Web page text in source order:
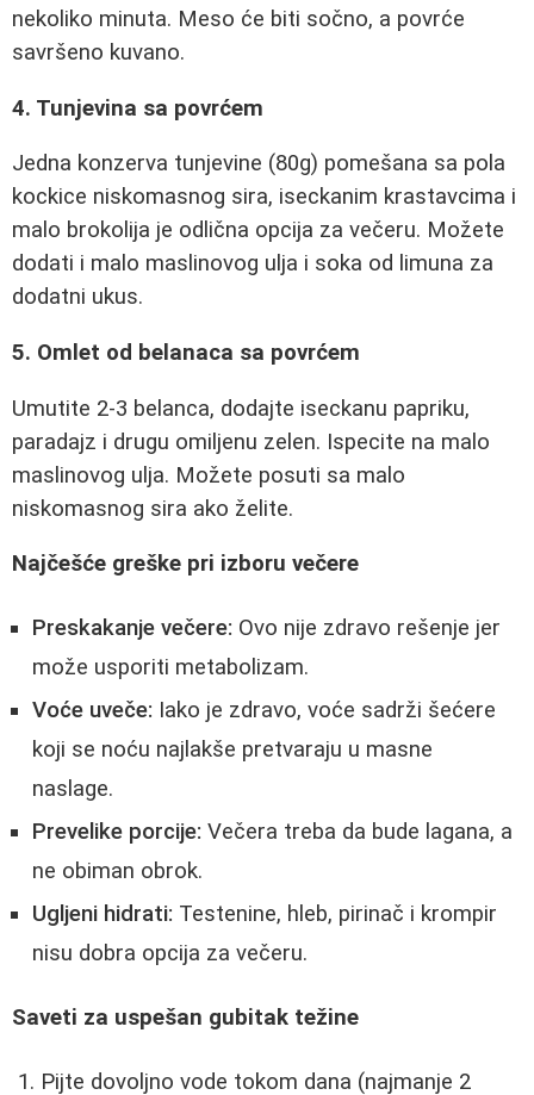
nekoliko minuta. Meso će biti sočno, a povrće
savršeno kuvano.
4. Tunjevina sa povrćem
Jedna konzerva tunjevine (80g) pomešana sa pola
kockice niskomasnog sira, iseckanim krastavcima i
malo brokolija je odlična opcija za večeru. Možete
dodati i malo maslinovog ulja i soka od limuna za
dodatni ukus.
5. Omlet od belanaca sa povrćem
Umutite 2-3 belanca, dodajte iseckanu papriku,
paradajz i drugu omiljenu zelen. Ispecite na malo
maslinovog ulja. Možete posuti sa malo
niskomasnog sira ako želite.
Najčešće greške pri izboru večere
Preskakanje večere: Ovo nije zdravo rešenje jer
može usporiti metabolizam.
Voće uveče: Iako je zdravo, voće sadrži šećere
koji se noću najlakše pretvaraju u masne
naslage.
Prevelike porcije: Večera treba da bude lagana, a
ne obiman obrok.
Ugljeni hidrati: Testenine, hleb, pirinač i krompir
nisu dobra opcija za večeru.
Saveti za uspešan gubitak težine
Pijte dovoljno vode tokom dana (najmanje 2